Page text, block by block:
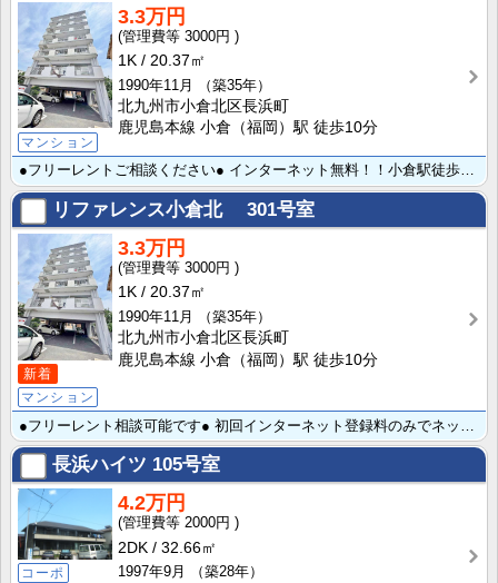
マンション
3.3万円
3000円
1K
20.37㎡
1990年11月
（築35年）
北九州市小倉北区長浜町
鹿児島本線 小倉（福岡）駅 徒歩10分
●フリーレントご相談ください● インターネット無料！！小倉駅徒歩10分!!駅前でこの家賃・駐車場料金･･･
リファレンス小倉北 301号室
新着
マンション
3.3万円
3000円
1K
20.37㎡
1990年11月
（築35年）
北九州市小倉北区長浜町
鹿児島本線 小倉（福岡）駅 徒歩10分
長浜ハイツ 105号室
コーポ
4.2万円
2000円
2DK
32.66㎡
1997年9月
（築28年）